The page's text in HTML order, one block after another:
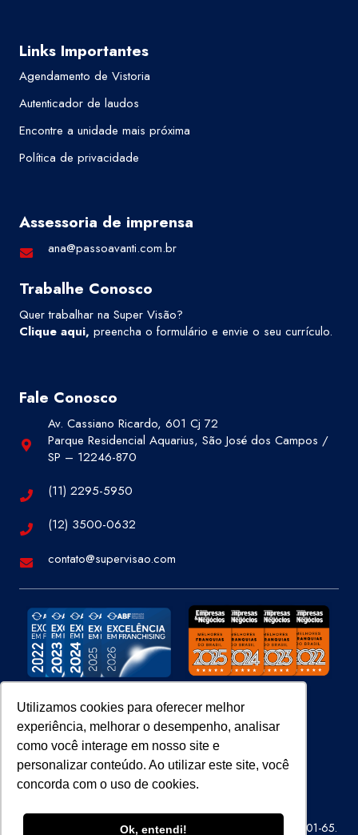
Utilizamos cookies para oferecer melhor
experiência, melhorar o desempenho, analisar
como você interage em nosso site e
personalizar conteúdo. Ao utilizar este site, você
concorda com o uso de cookies.
Ok, entendi!
Links Importantes
Agendamento de Vistoria
Autenticador de laudos
Encontre a unidade mais próxima
Política de privacidade
Assessoria de imprensa
ana@passoavanti.com.br
Trabalhe Conosco
Quer trabalhar na Super Visão?
Clique aqui, preencha o formulário e envie o seu currículo.
Fale Conosco
Av. Cassiano Ricardo, 601 Cj 72
Parque Residencial Aquarius, São José dos Campos /
SP – 12246-870
(11) 2295-5950
(12) 3500-0632
contato@supervisao.com
Site 100% Seguro
Super Visão Perícias e Vistorias Ltda – CNPJ 07.686.414/0001-65.